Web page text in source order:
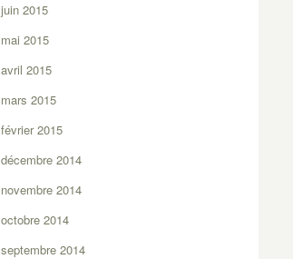
juin 2015
mai 2015
avril 2015
mars 2015
février 2015
décembre 2014
novembre 2014
octobre 2014
septembre 2014